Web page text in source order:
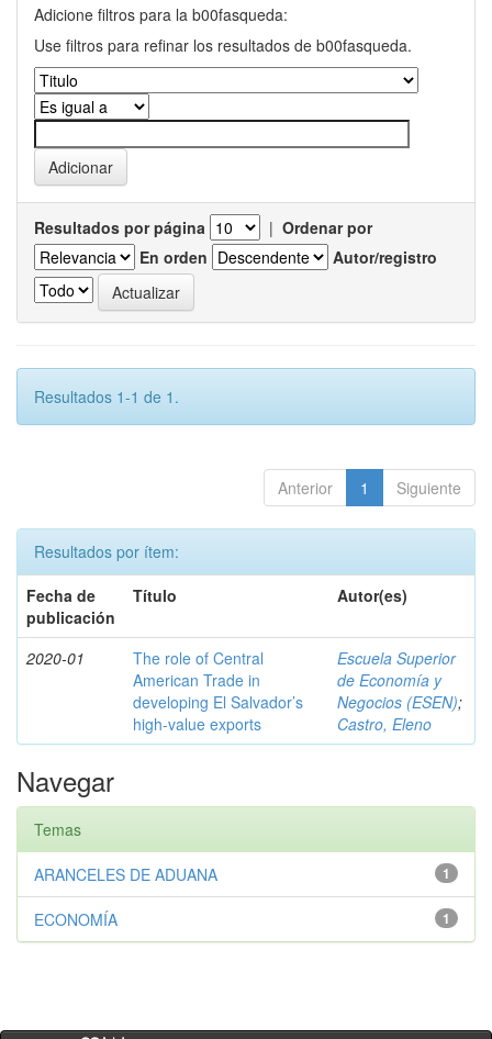
Adicione filtros para la b00fasqueda:
Use filtros para refinar los resultados de b00fasqueda.
Resultados por página | Ordenar por
En orden
Autor/registro
Resultados 1-1 de 1.
Anterior 1 Siguiente
Resultados por ítem:
Fecha de
publicación
Título Autor(es)
2020-01
The role of Central
American Trade in
developing El Salvador’s
high-value exports
Escuela Superior
de Economía y
Negocios (ESEN);
Castro, Eleno
Navegar
Temas
1
ARANCELES DE ADUANA
1
ECONOMÍA